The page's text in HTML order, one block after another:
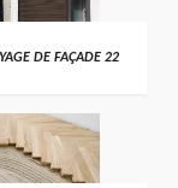
DE FAÇADE 22